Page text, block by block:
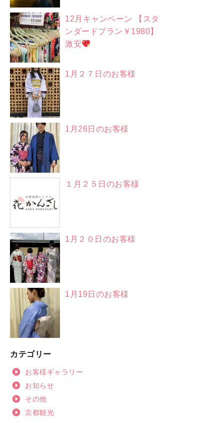
12月キャンペーン 【スタ
ンダードプラン￥1980】
激安
1月２７日のお客様
1月26日のお客様
１月２５日のお客様
1月２０日のお客様
1月19日のお客様
カテゴリー
お客様ギャラリー
お知らせ
その他
京都観光